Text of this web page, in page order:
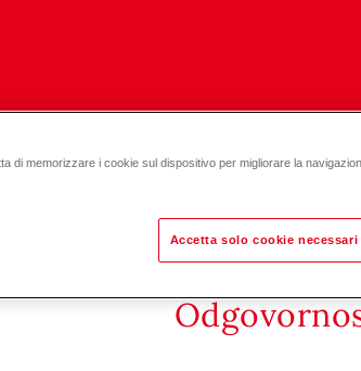
di memorizzare i cookie sul dispositivo per migliorare la
Accetta solo cookie necessari